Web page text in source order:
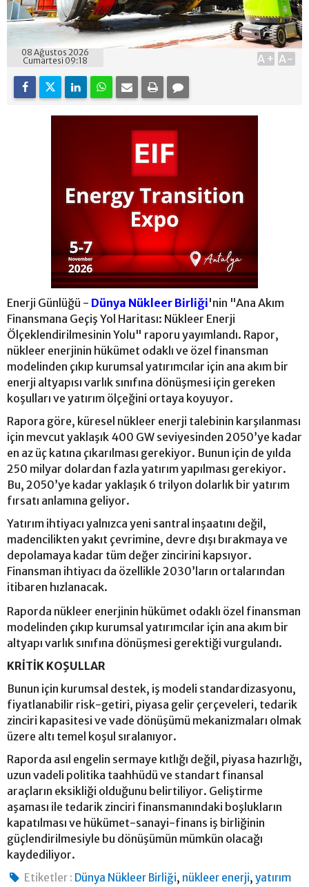
08 Ağustos 2026
Cumartesi 09:18
A+ A-
Enerji Günlüğü - Dünya Nükleer Birliği'nin "Ana Akım
Finansmana Geçiş Yol Haritası: Nükleer Enerji
Ölçeklendirilmesinin Yolu" raporu yayımlandı. Rapor,
nükleer enerjinin hükümet odaklı ve özel finansman
modelinden çıkıp kurumsal yatırımcılar için ana akım bir
enerji altyapısı varlık sınıfına dönüşmesi için gereken
koşulları ve yatırım ölçeğini ortaya koyuyor.
Rapora göre, küresel nükleer enerji talebinin karşılanması
için mevcut yaklaşık 400 GW seviyesinden 2050’ye kadar
en az üç katına çıkarılması gerekiyor. Bunun için de yılda
250 milyar dolardan fazla yatırım yapılması gerekiyor.
Bu, 2050’ye kadar yaklaşık 6 trilyon dolarlık bir yatırım
fırsatı anlamına geliyor.
Yatırım ihtiyacı yalnızca yeni santral inşaatını değil,
madencilikten yakıt çevrimine, devre dışı bırakmaya ve
depolamaya kadar tüm değer zincirini kapsıyor.
Finansman ihtiyacı da özellikle 2030’ların ortalarından
itibaren hızlanacak.
Raporda nükleer enerjinin hükümet odaklı özel finansman
modelinden çıkıp kurumsal yatırımcılar için ana akım bir
altyapı varlık sınıfına dönüşmesi gerektiği vurgulandı.
KRİTİK KOŞULLAR
Bunun için kurumsal destek, iş modeli standardizasyonu,
fiyatlanabilir risk-getiri, piyasa gelir çerçeveleri, tedarik
zinciri kapasitesi ve vade dönüşümü mekanizmaları olmak
üzere altı temel koşul sıralanıyor.
Raporda asıl engelin sermaye kıtlığı değil, piyasa hazırlığı,
uzun vadeli politika taahhüdü ve standart finansal
araçların eksikliği olduğunu belirtiliyor. Geliştirme
aşaması ile tedarik zinciri finansmanındaki boşlukların
kapatılması ve hükümet-sanayi-finans iş birliğinin
güçlendirilmesiyle bu dönüşümün mümkün olacağı
kaydediliyor.
Etiketler : Dünya Nükleer Birliği, nükleer enerji,yatırım